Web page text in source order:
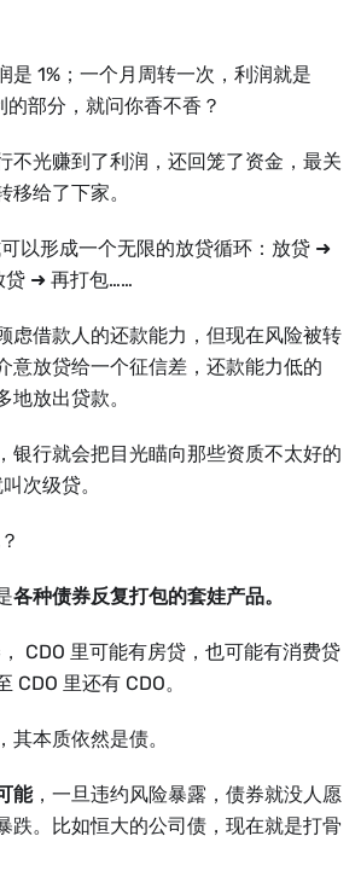
是 1%；一个月周转一次，利润就是
的部分，就问你香不香？
不光赚到了利润，还回笼了资金，最关
移给了下家。
以形成一个无限的放贷循环：放贷 ➜
➜ 再打包……
虑借款人的还款能力，但现在风险被转
意放贷给一个征信差，还款能力低的
地放出贷款。
银行就会把目光瞄向那些资质不太好的
次级贷。
各种债券反复打包的套娃产品。
CDO 里可能有房贷，也可能有消费贷
CDO 里还有 CDO。
其本质依然是债。
能，一旦违约风险暴露，债券就没人愿
跌。比如恒大的公司债，现在就是打骨